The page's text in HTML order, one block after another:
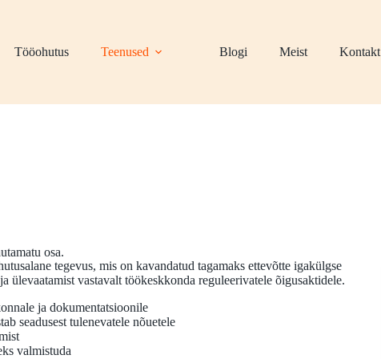
Tööohutus Teenused Blogi Meist Kontakt
osa.
tegevus, mis on kavandatud tagamaks ettevõtte igakülgse
ülevaatamist vastavalt töökeskkonda reguleerivatele õigusaktidele.
ja dokumentatsioonile
seadusest tulenevatele nõuetele
valmistuda